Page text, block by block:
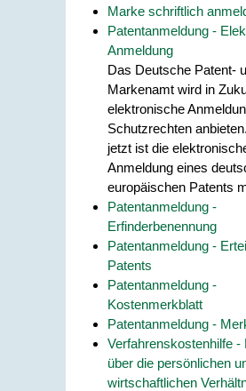
Marke schriftlich
Patentanmeldung -
Anmeldung
Das Deutsche Patent-
Markenamt wird in
elektronische
Schutzrechten
jetzt ist die
Anmeldung eines
europäischen Patents
Patentanmeldung -
Erfinderbenennung
Patentanmeldung -
Patents
Patentanmeldung -
Kostenmerkblatt
Patentanmeldung -
Verfahrenskostenhilfe -
über die persönlichen
wirtschaftlichen